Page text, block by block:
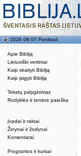
Apie Bibliją
Lietuviški vertimai
Kaip skaityti Bibliją
Kaip įsigyti Bibliją
Tekstų palyginimas
Rodyklės ir teminė paieška
Įvadai ir raktai
Žinynai ir žodynai
Komentarai
Programos ir kursai
2026 08 07 Penktad.